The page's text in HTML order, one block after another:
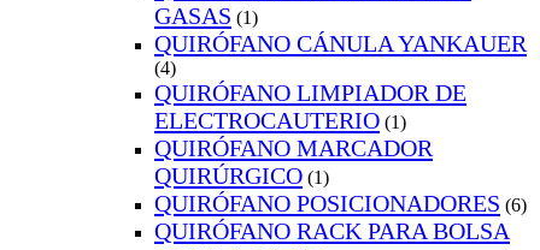
GASAS (1)
QUIRÓFANO CÁNULA YANKAUER
(4)
QUIRÓFANO LIMPIADOR DE
ELECTROCAUTERIO (1)
QUIRÓFANO MARCADOR
QUIRÚRGICO (1)
QUIRÓFANO POSICIONADORES (6)
QUIRÓFANO RACK PARA BOLSA